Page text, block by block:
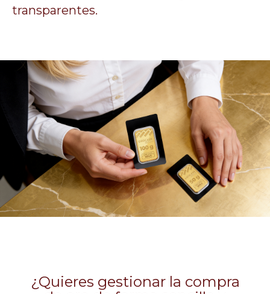
transparentes.
¿Quieres gestionar la compra